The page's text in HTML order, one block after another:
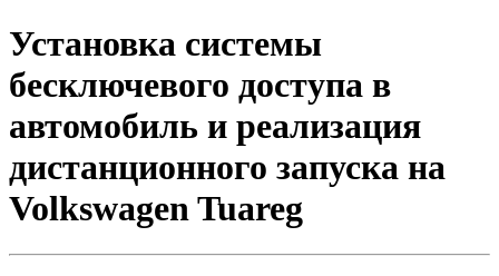
Установка системы
бесключевого доступа в
автомобиль и реализация
дистанционного запуска на
Volkswagen Tuareg